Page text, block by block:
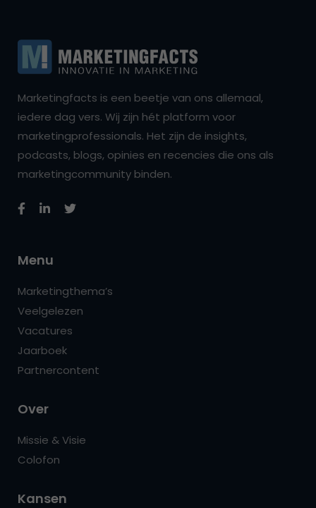
Marketingfacts is een beetje van ons allemaal,
iedere dag vers. Wij zijn hét platform voor
marketingprofessionals. Het zijn de insights,
podcasts, blogs, opinies en recencies die ons als
marketingcommunity binden.
Menu
Marketingthema’s
Veelgelezen
Vacatures
Jaarboek
Partnercontent
Over
Missie & Visie
Colofon
Kansen